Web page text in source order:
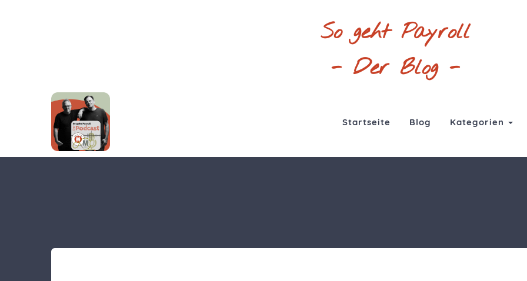
So geht Payroll
- Der Blog -
Startseite Blog Kategorien